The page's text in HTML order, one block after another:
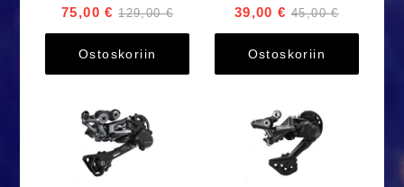
RD+ Max 45T
75,00 € 129,00 €
Ostoskoriin
Axle Unit
39,00 € 45,00 €
Ostoskoriin